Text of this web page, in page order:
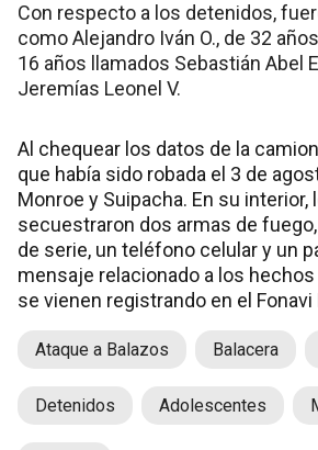
Con respecto a los detenidos,
como Alejandro Iván O., de 32
16 años llamados Sebastián Abel
Jeremías Leonel V.
Al chequear los datos de la
que había sido robada el 3 de
Monroe y Suipacha. En su interior,
secuestraron dos armas de
de serie, un teléfono celular y un
mensaje relacionado a los
se vienen registrando en el Fonavi
Ataque a Balazos Balacera
Detenidos Adolescentes